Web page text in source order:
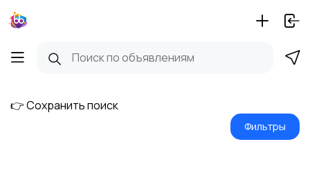
👉 Сохранить поиск
Фильтры